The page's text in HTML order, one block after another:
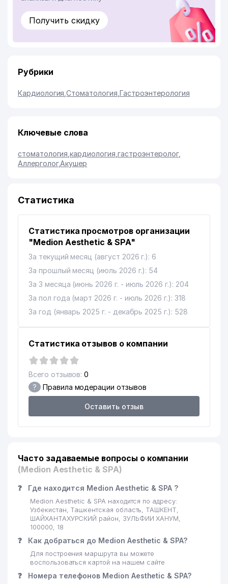
Получить скидку
Рубрики
Кардиология ,Стоматология Гастроэнтерология
Ключевые слова
стоматология ,кардиология гастроэнтеролог,
Аллерголог,Акушер
Статистика
Статистика просмотров организации
"Medion Aesthetic & SPA"
За текущий месяц (август 2026 г.): 6
За прошлый месяц (июль 2026 г.): 54
За 3 месяца (июнь 2026 г. - июль 2026 г.): 204
За пол года (март 2026 г. - июль 2026 г.): 318
За год (январь 2025 г. - декабрь 2025 г.): 528
Статистика отзывов о компании
Всего отзывов: 0
? Правила модерации отзывов
Оставить отзыв
Часто задаваемые вопросы о компании
(Medion Aesthetic & SPA)
❓ Где находится Medion Aesthetic & SPA ?
Medion Aesthetic & SPA находится по адресу:
Узбекистан, Ташкентская область, ТАШКЕНТ,
ШАЙХАНТАХУРСКИЙ район, ЗУЛЬФИИ ХАНУМ,
100000, 18
❓ Как добраться до Medion Aesthetic & SPA?
Для построения маршрута вы можете
воспользоваться картой на нашем сайте
❓ Номера телефонов Medion Aesthetic & SPA?